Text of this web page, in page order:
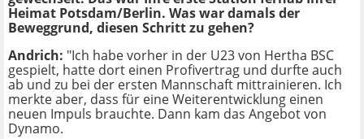
Heimat Potsdam/Berlin. Was war damals der
Beweggrund, diesen Schritt zu gehen?
Andrich: "Ich habe vorher in der U23 von Hertha BSC
gespielt, hatte dort einen Profivertrag und durfte auch
ab und zu bei der ersten Mannschaft mittrainieren. Ich
merkte aber, dass für eine Weiterentwicklung einen
neuen Impuls brauchte. Dann kam das Angebot von
Dynamo.